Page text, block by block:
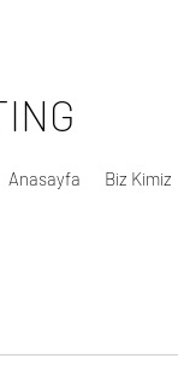
Anasayfa Biz Kimiz